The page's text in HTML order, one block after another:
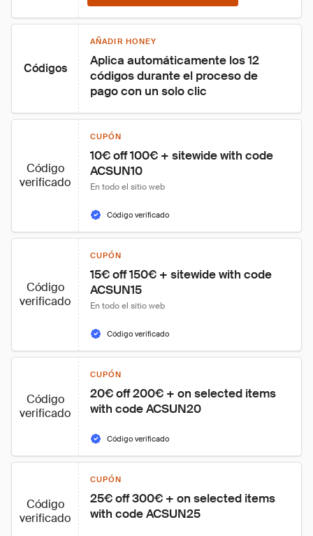
Códigos
AÑADIR HONEY
Aplica automáticamente los 12
códigos durante el proceso de
pago con un solo clic
Código
verificado
CUPÓN
10€ off 100€ + sitewide with code
ACSUN10
En todo el sitio web
Código verificado
Código
verificado
CUPÓN
15€ off 150€ + sitewide with code
ACSUN15
En todo el sitio web
Código verificado
Código
verificado
CUPÓN
20€ off 200€ + on selected items
with code ACSUN20
Código verificado
Código
verificado
CUPÓN
25€ off 300€ + on selected items
with code ACSUN25